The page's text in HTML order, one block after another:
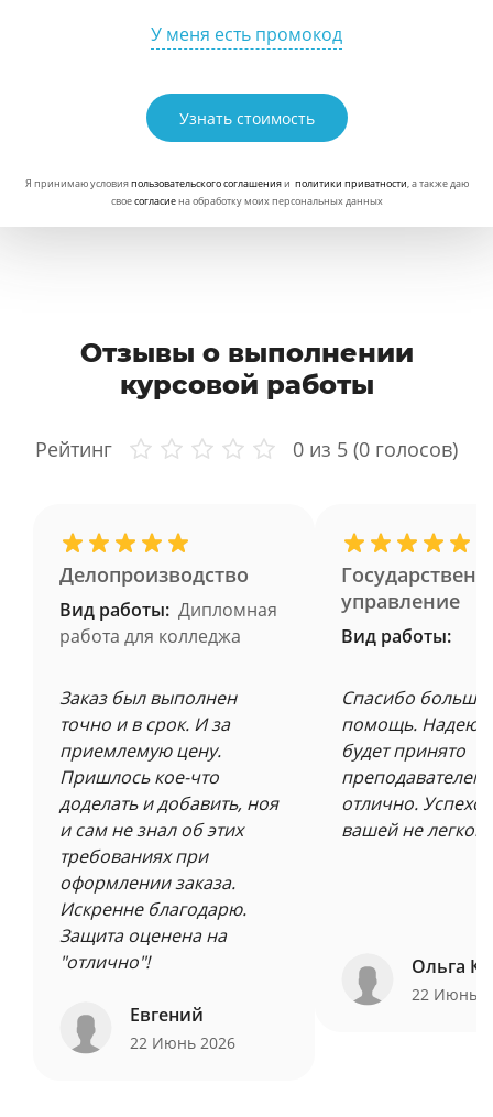
У меня есть промокод
Узнать стоимость
Я принимаю условияпользовательского соглашенияи политики приватности, а также даю
своесогласиена обработку моих персональных данных
Отзывы о выполнении
курсовой работы
Рейтинг 0 из 5 (0 голосов)
Делопроизводство
Вид работы: Дипломная
работа для колледжа
Заказ был выполнен
точно и в срок. И за
приемлемую цену.
Пришлось кое-что
доделать и добавить, ноя
и сам не знал об этих
требованиях при
оформлении заказа.
Искренне благодарю.
Защита оценена на
"отлично"!
Евгений
22 Июнь 2026
управление
Вид работы:
Спасибо
помощь.
будет принято
преподавателем
отлично.
вашей не легкой
Ольга
22 Июнь